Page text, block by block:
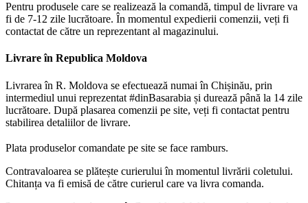
Pentru produsele care se realizează la comandă, timpul de livrare va
fi de 7-12 zile lucrătoare. În momentul expedierii comenzii, veți fi
contactat de către un reprezentant al magazinului.
Livrare în Republica Moldova
Livrarea în R. Moldova se efectuează numai în Chișinău, prin
intermediul unui reprezentat #dinBasarabia și durează până la 14 zile
lucrătoare. După plasarea comenzii pe site, veți fi contactat pentru
stabilirea detaliilor de livrare.
Plata produselor comandate pe site se face ramburs.
Contravaloarea se plătește curierului în momentul livrării coletului.
Chitanța va fi emisă de către curierul care va livra comanda.